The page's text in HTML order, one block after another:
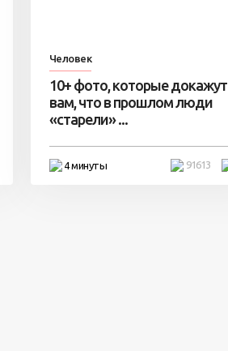
Человек
10+ фото, которые докажут
вам, что в прошлом люди
«старели» ...
4 минуты 91613